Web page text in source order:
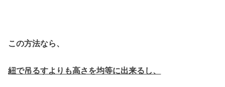
この方法なら、
紐で吊るすよりも高さを均等に出来るし、